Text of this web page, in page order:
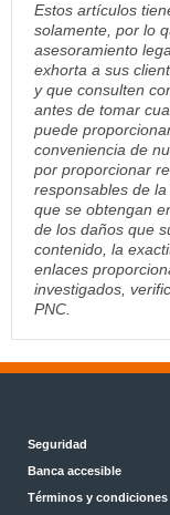
Estos artículos
solamente, por lo
asesoramiento
exhorta a sus
y que consulten
antes de tomar
puede
conveniencia de
por proporcionar
responsables de
que se obtengan
de los daños que
contenido, la
enlaces
investigados,
PNC.
Seguridad
Banca accesible
Términos y condiciones